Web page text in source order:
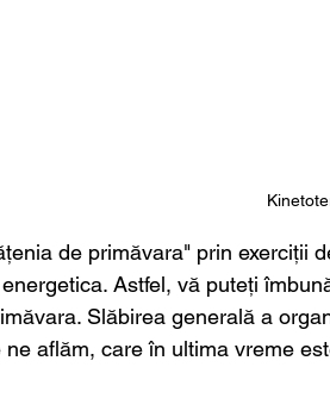
de primăvara" prin exerciții
Astfel, vă puteți
Slăbirea generală a
aflăm, care în ultima vreme